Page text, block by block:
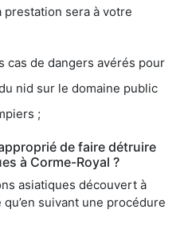
prestation sera à votre
cas de dangers avérés pour
nid sur le domaine public
;
de faire détruire
à Corme-Royal ?
asiatiques découvert à
suivant une procédure